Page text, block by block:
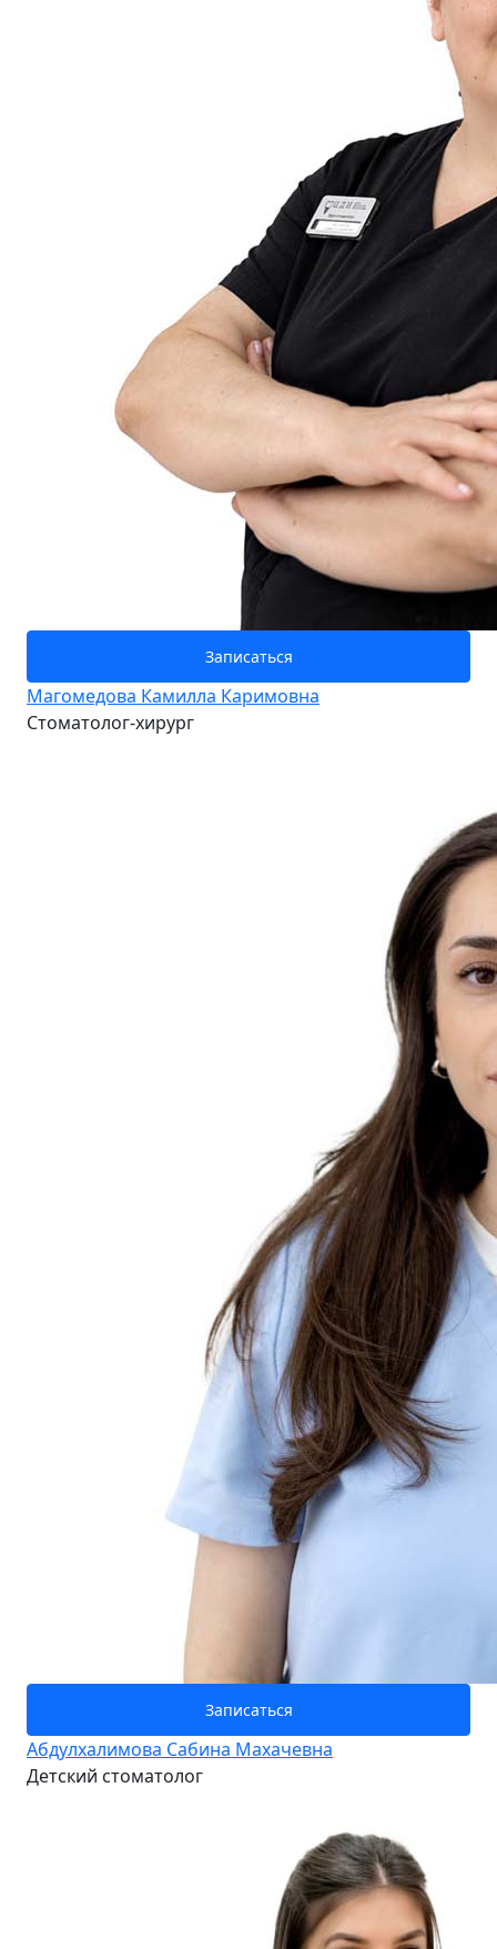
Записаться
Магомедова Камилла Каримовна
Стоматолог-хирург
Записаться
Абдулхалимова Сабина Махачевна
Детский стоматолог